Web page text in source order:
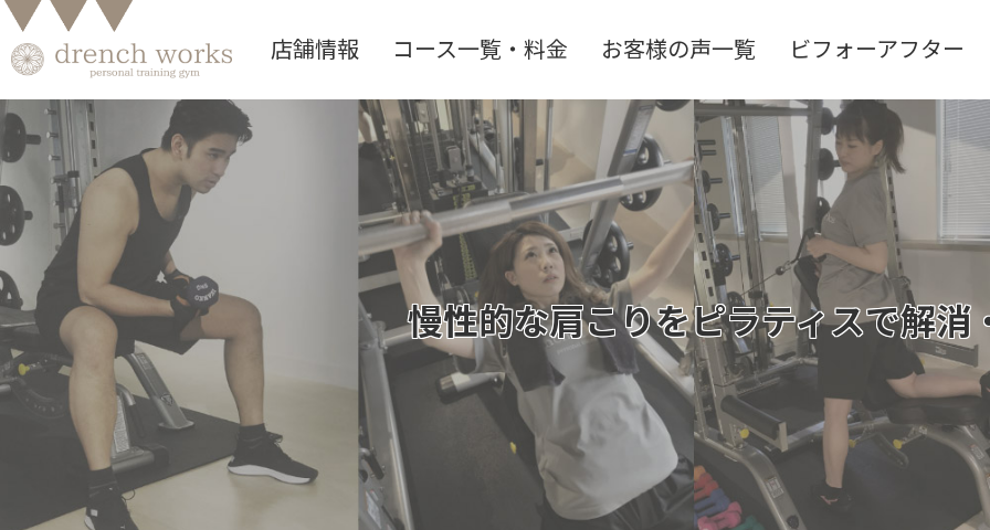
店舗情報 コース一覧・料金 お客様の声一覧 ビフォーアフター
慢性的な肩こりをピラティスで解消